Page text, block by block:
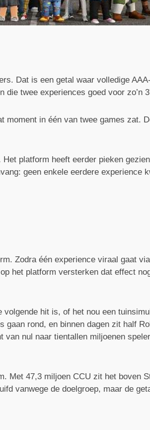
Dat is een getal waar volledige
twee experiences goed voor zo’n
in één van twee games zat.
platform heeft eerder pieken
geen enkele eerdere experience
Zodra één experience viraal gaat
het platform versterken dat effect
hit is, of het nou een
rond, en binnen dagen zit half
nul naar tientallen miljoenen
Met 47,3 miljoen CCU zit het boven
vanwege de doelgroep, maar de